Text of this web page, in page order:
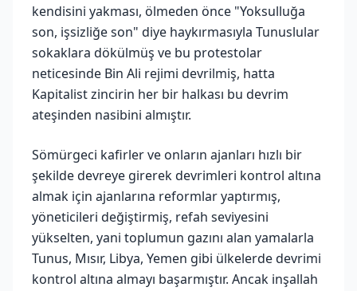
kendisini yakması, ölmeden önce "Yoksulluğa
son, işsizliğe son" diye haykırmasıyla Tunuslular
sokaklara dökülmüş ve bu protestolar
neticesinde Bin Ali rejimi devrilmiş, hatta
Kapitalist zincirin her bir halkası bu devrim
ateşinden nasibini almıştır.
Sömürgeci kafirler ve onların ajanları hızlı bir
şekilde devreye girerek devrimleri kontrol altına
almak için ajanlarına reformlar yaptırmış,
yöneticileri değiştirmiş, refah seviyesini
yükselten, yani toplumun gazını alan yamalarla
Tunus, Mısır, Libya, Yemen gibi ülkelerde devrimi
kontrol altına almayı başarmıştır. Ancak inşallah